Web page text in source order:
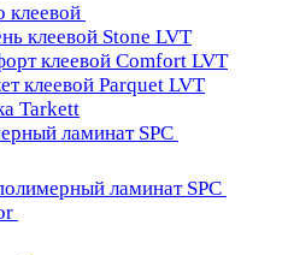
клеевой
клеевой Stone LVT
клеевой Comfort LVT
клеевой Parquet LVT
Tarkett
ламинат SPC
ламинат SPC